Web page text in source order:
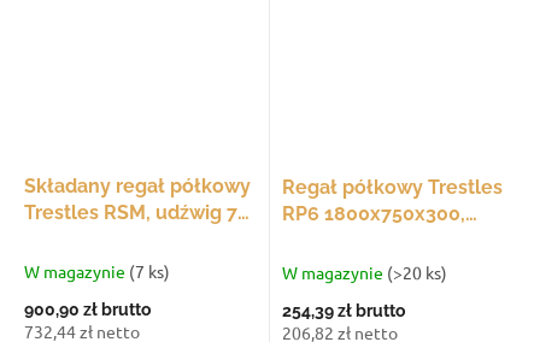
Składany regał półkowy
Trestles RSM, udźwig 75
W magazynie (7 ks)
900,90 zł brutto
732,44 zł netto
Regał półkowy Trestles
RP6 1800x750x300,
jasnoszary
W magazynie (>20 ks)
254,39 zł brutto
206,82 zł netto